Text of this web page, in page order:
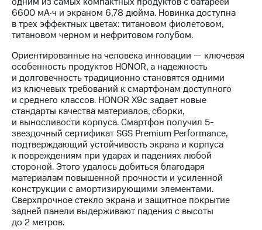
выкупа
акций
Дивиденды
Рынок
облигаций
Описание
Еврооблигации-2023
Уведомление
о
погашении
именных
облигаций
Другое
Регистратор
Реквизиты
Контакты
развитие
деловая этика
6600 мА·ч и экраном 6,78 дюйма. Новинка доступна
в трех эффектных цветах: титановом фиолетовом,
титановом черном и нефритовом голубом.
Ориентированные на человека инновации — ключевая
особенность продуктов HONOR, а надежность
и долговечность традиционно становятся одними
из ключевых требований к смартфонам доступного
и среднего классов. HONOR X9c задает новые
стандарты качества материалов, сборки,
и выносливости корпуса. Смартфон получил 5-
звездочный сертификат SGS Premium Performance,
подтверждающий устойчивость экрана и корпуса
к повреждениям при ударах и падениях любой
стороной. Этого удалось добиться благодаря
материалам повышенной прочности и усиленной
конструкции с амортизирующими элементами.
Сверхпрочное стекло экрана и защитное покрытие
задней панели выдерживают падения с высоты
до 2 метров.